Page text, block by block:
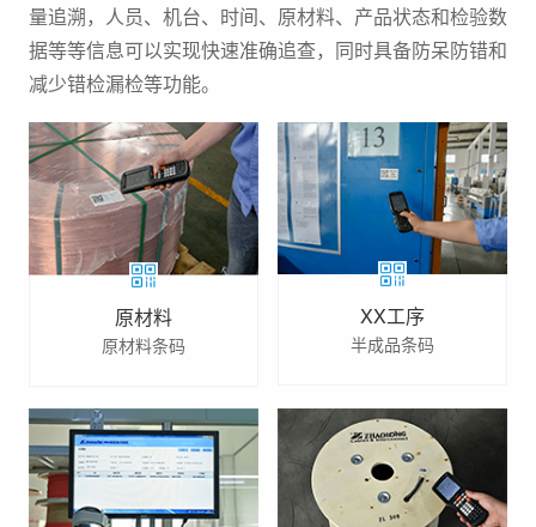
量追溯，人员、机台、时间、原材料、产品状态和检验数
据等等信息可以实现快速准确追查，同时具备防呆防错和
减少错检漏检等功能。
原材料
原材料条码
XX工序
半成品条码